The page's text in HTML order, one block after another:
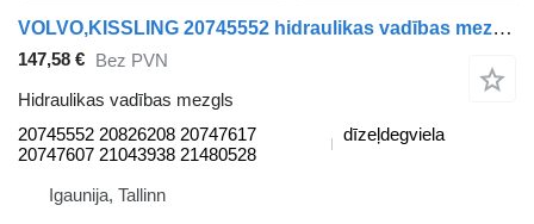
VOLVO,KISSLING 20745552 hidraulikas vadības mezgls paredzēts Volvo B7, B8, B9, B12 bus (2005-) autobusa
147,58 € Bez PVN
Hidraulikas vadības mezgls
20745552 20826208 20747617
20747607 21043938 21480528
dīzeļdegviela
Igaunija, Tallinn